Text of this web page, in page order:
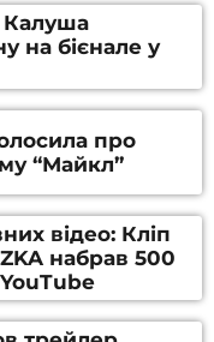
Калуша
на бієнале у
про
“Майкл”
відео: Кліп
набрав 500